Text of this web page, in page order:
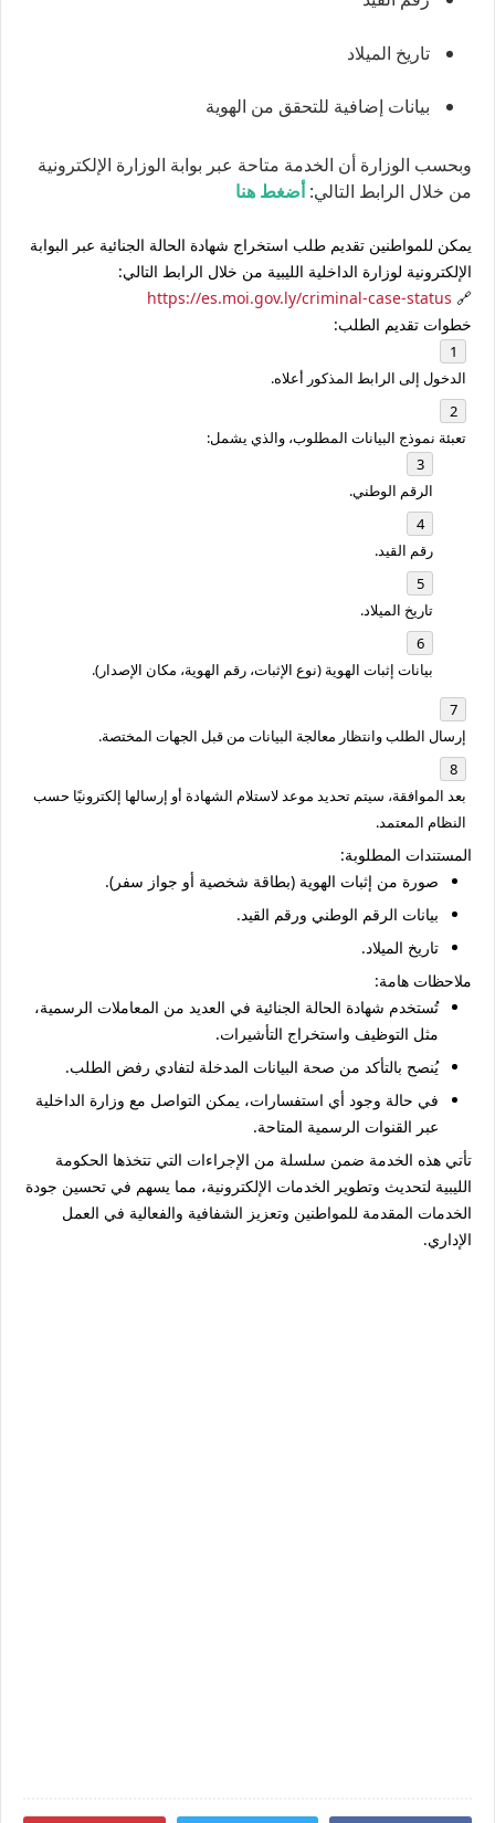
تاريخ الميلاد
بيانات إضافية للتحقق من الهوية
وبحسب الوزارة أن الخدمة متاحة عبر بوابة الوزارة الإلكترونية
من خلال الرابط التالي:أضغط هنا
يمكن للمواطنين تقديم طلب استخراج شهادة الحالة الجنائية عبر البوابة
الإلكترونية لوزارة الداخلية الليبية من خلال الرابط التالي:
🔗
https://es.moi.gov.ly/criminal-case-status
خطوات تقديم الطلب:
الدخول إلى الرابط المذكور أعلاه.
تعبئة نموذج البيانات المطلوب، والذي يشمل:
الرقم الوطني.
رقم القيد.
تاريخ الميلاد.
بيانات إثبات الهوية (نوع الإثبات، رقم الهوية، مكان الإصدار).
إرسال الطلب وانتظار معالجة البيانات من قبل الجهات المختصة.
بعد الموافقة، سيتم تحديد موعد لاستلام الشهادة أو إرسالها إلكترونيًا حسب
النظام المعتمد.
المستندات المطلوبة:
صورة من إثبات الهوية (بطاقة شخصية أو جواز سفر).
بيانات الرقم الوطني ورقم القيد.
تاريخ الميلاد.
ملاحظات هامة:
تُستخدم شهادة الحالة الجنائية في العديد من المعاملات الرسمية،
مثل التوظيف واستخراج التأشيرات.
يُنصح بالتأكد من صحة البيانات المدخلة لتفادي رفض الطلب.
في حالة وجود أي استفسارات، يمكن التواصل مع وزارة الداخلية
عبر القنوات الرسمية المتاحة.
تأتي هذه الخدمة ضمن سلسلة من الإجراءات التي تتخذها الحكومة
الليبية لتحديث وتطوير الخدمات الإلكترونية، مما يسهم في تحسين جودة
الخدمات المقدمة للمواطنين وتعزيز الشفافية والفعالية في العمل
الإداري.